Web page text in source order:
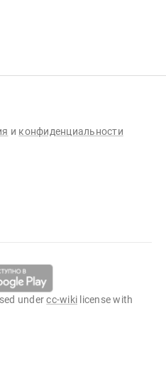
и конфиденциальности
undercc-wiki license with